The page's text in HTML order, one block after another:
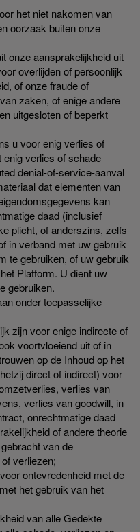
het niet nakomen van
oorzaak buiten onze
onze aansprakelijkheid uit
overlijden of persoonlijk
of onze fraude of
zaken, of enige andere
uitgesloten of beperkt
u voor enig verlies of
verlies of schade
denial-of-service-aanval
dat elementen van
kan
daad (inclusief
plicht, of anderszins, zelfs
in verband met uw gebruik
te gebruiken, of uw gebruik
Platform. U dient uw
gebruiken.
onder toepasselijke
zijn voor enige indirecte of
voortvloeiend uit of in
op de Inhoud op het
direct of indirect) voor
verlies van
verlies van goodwill, in
onrechtmatige daad
of andere theorie
van de
verliezen;
ontevredenheid met de
het gebruik van het
van alle Gedekte